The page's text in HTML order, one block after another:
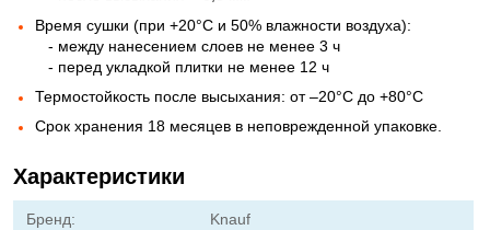
Время сушки (при +20°С и 50% влажности воздуха):
- между нанесением слоев не менее 3 ч
- перед укладкой плитки не менее 12 ч
Термостойкость после высыхания: от –20°С до +80°С
Срок хранения 18 месяцев в неповрежденной упаковке.
Характеристики
Бренд: Knauf